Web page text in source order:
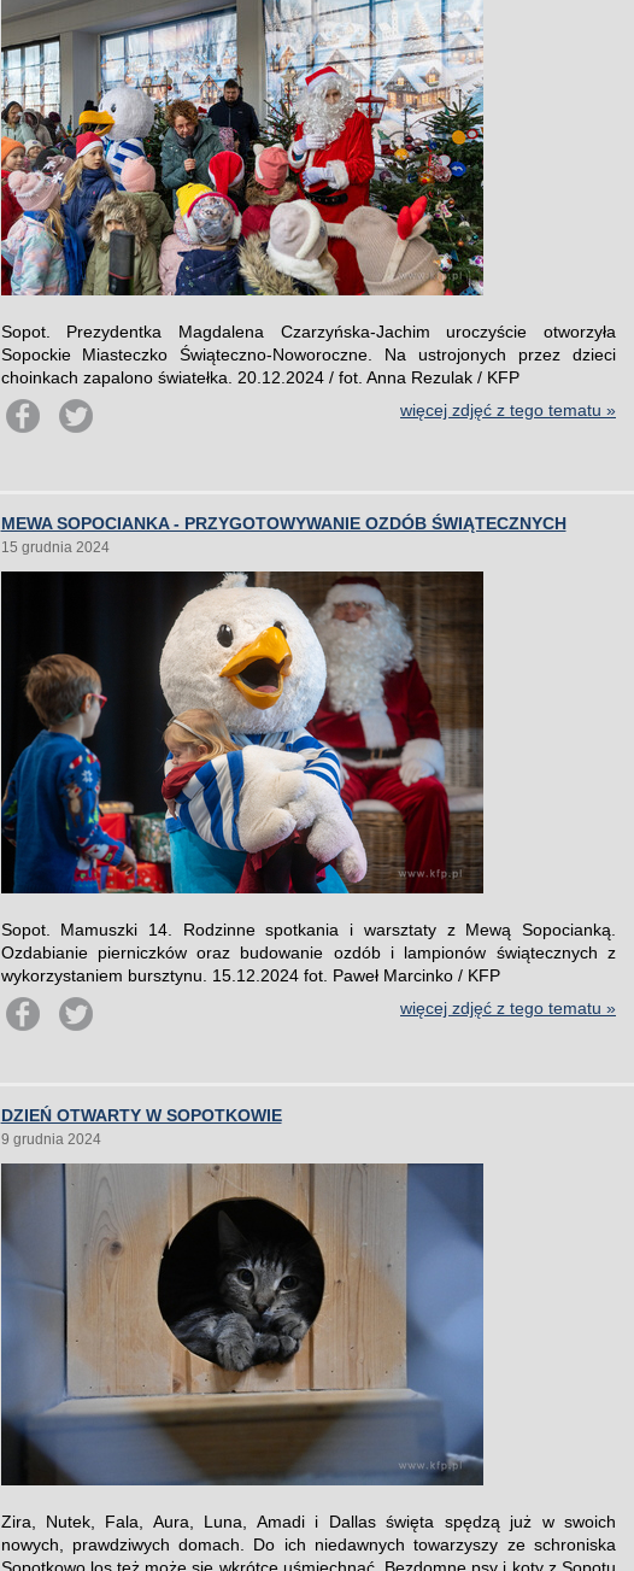
Sopot. Prezydentka Magdalena Czarzyńska-Jachim uroczyście otworzyła
Sopockie Miasteczko Świąteczno-Noworoczne. Na ustrojonych przez dzieci
choinkach zapalono światełka. 20.12.2024 / fot. Anna Rezulak / KFP
więcej zdjęć z tego tematu »
MEWA SOPOCIANKA - PRZYGOTOWYWANIE OZDÓB ŚWIĄTECZNYCH
15 grudnia 2024
Sopot. Mamuszki 14. Rodzinne spotkania i warsztaty z Mewą Sopocianką.
Ozdabianie pierniczków oraz budowanie ozdób i lampionów świątecznych z
wykorzystaniem bursztynu. 15.12.2024 fot. Paweł Marcinko / KFP
więcej zdjęć z tego tematu »
DZIEŃ OTWARTY W SOPOTKOWIE
9 grudnia 2024
Zira, Nutek, Fala, Aura, Luna, Amadi i Dallas święta spędzą już w swoich
nowych, prawdziwych domach. Do ich niedawnych towarzyszy ze schroniska